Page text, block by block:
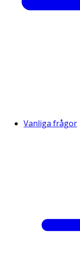
Vanliga frågor